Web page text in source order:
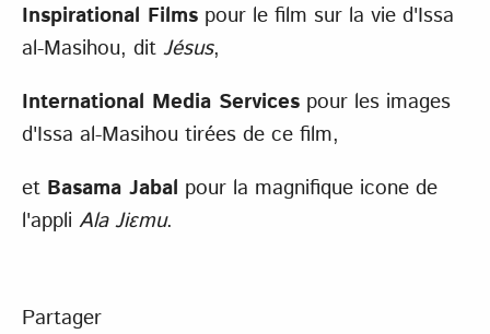
Inspirational Films pour le film sur la vie d'Issa
al-Masihou, dit Jésus,
International Media Services pour les images
d'Issa al-Masihou tirées de ce film,
et Basama Jabal pour la magnifique icone de
l'appli Ala Jiɛmu.
Partager